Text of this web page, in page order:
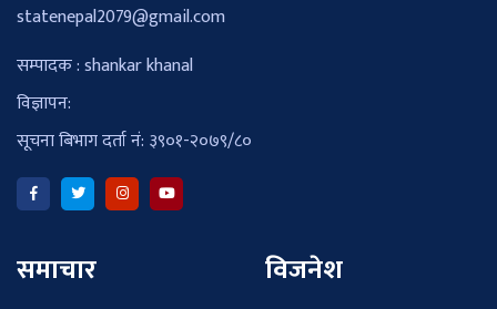
statenepal2079@gmail.com
सम्पादक : shankar khanal
विज्ञापन:
सूचना बिभाग दर्ता नं: ३९०१-२०७९/८०
समाचार विजनेश